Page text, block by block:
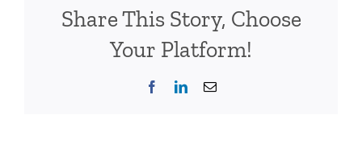
Share This Story, Choose
Your Platform!
FacebookLinkedInEmail